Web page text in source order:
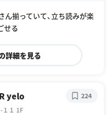
揃っていて、立ち読みが楽
せる
詳細を見る
yelo
１１ 1F
224